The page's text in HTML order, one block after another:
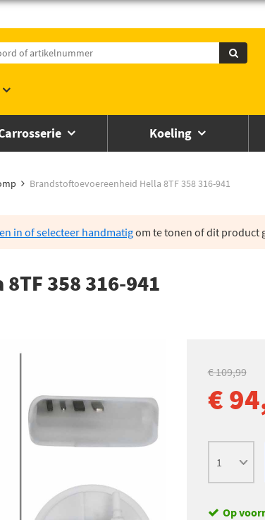
Koeling
Brandstoftoevoereenheid Hella 8TF 358 316-941
in of selecteer handmatigom te tonen of dit product
358 316-941
€ 109,99
€
Op